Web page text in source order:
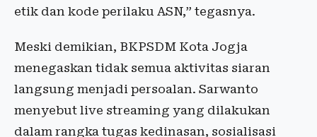
etik dan kode perilaku ASN,” tegasnya.
Meski demikian, BKPSDM Kota Jogja
menegaskan tidak semua aktivitas siaran
langsung menjadi persoalan. Sarwanto
menyebut live streaming yang dilakukan
dalam rangka tugas kedinasan, sosialisasi